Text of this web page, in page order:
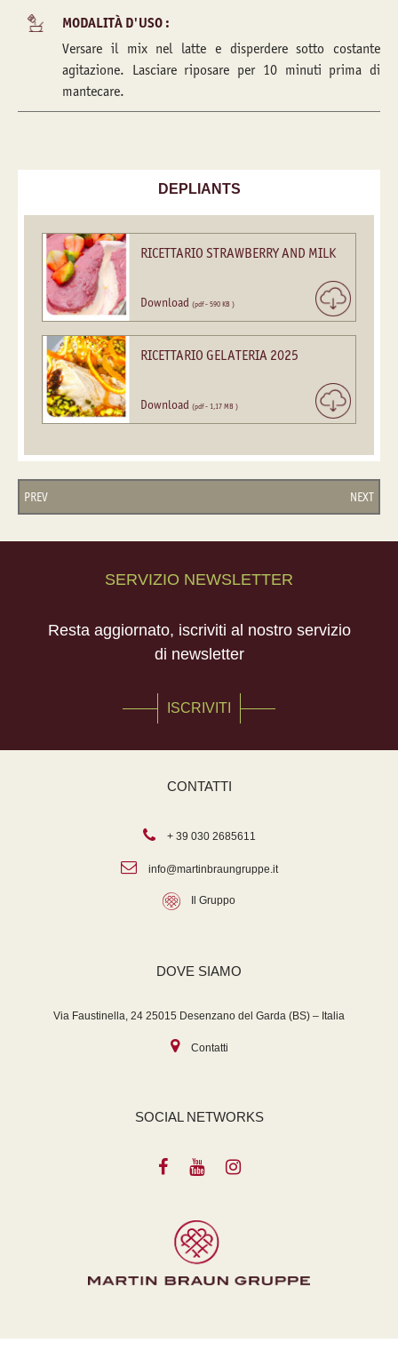
MODALITÀ D'USO :
Versare il mix nel latte e disperdere sotto costante
agitazione. Lasciare riposare per 10 minuti prima di
mantecare.
DEPLIANTS
RICETTARIO STRAWBERRY AND MILK
Download (pdf - 590 KB )
RICETTARIO GELATERIA 2025
Download (pdf - 1,17 MB )
PREV NEXT
SERVIZIO NEWSLETTER
Resta aggiornato, iscriviti al nostro servizio
di newsletter
ISCRIVITI
CONTATTI
+ 39 030 2685611
info@martinbraungruppe.it
Il Gruppo
DOVE SIAMO
Via Faustinella, 24 25015 Desenzano del Garda (BS) – Italia
Contatti
SOCIAL NETWORKS